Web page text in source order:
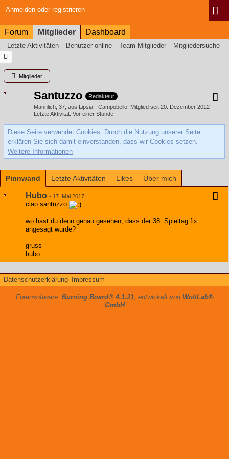
Anmelden oder registrieren
Forum Mitglieder Dashboard
Letzte Aktivitäten Benutzer online Team-Mitglieder Mitgliedersuche
Mitglieder
Santuzzo
Redakteur
Männlich 37 aus Lipsia - Campobello Mitglied seit 20. Dezember 2012
Letzte Aktivität Vor einer Stunde
Diese Seite verwendet Cookies. Durch die Nutzung unserer Seite
erklären Sie sich damit einverstanden, dass wir Cookies setzen.
Weitere Informationen
Pinnwand Letzte Aktivitäten Likes Über mich
Hubo - 17. Mai 2017
ciao santuzzo
wo hast du denn genau gesehen, dass der 38. Spieltag fix
angesagt wurde?
gruss
hubo
Datenschutzerklärung Impressum
Forensoftware: Burning Board® 4.1.21, entwickelt von WoltLab®
GmbH